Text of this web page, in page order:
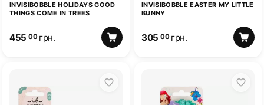
INVISIBOBBLE HOLIDAYS GOOD
THINGS COME IN TREES
455 00 грн.
INVISIBOBBLE EASTER MY LITTLE
BUNNY
305 00 грн.